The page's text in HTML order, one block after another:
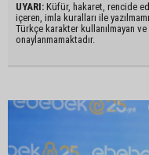
UYARI: Küfür, hakaret, rencide
içeren, imla kuralları ile
Türkçe karakter kullanılmayan
onaylanmamaktadır.